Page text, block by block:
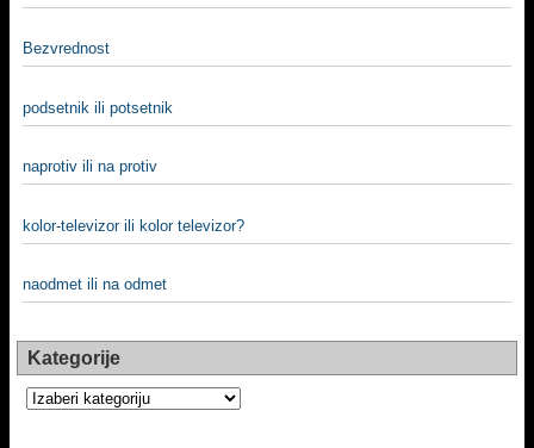
Bezvrednost
podsetnik ili potsetnik
naprotiv ili na protiv
kolor-televizor ili kolor televizor?
naodmet ili na odmet
Kategorije
Kategorije